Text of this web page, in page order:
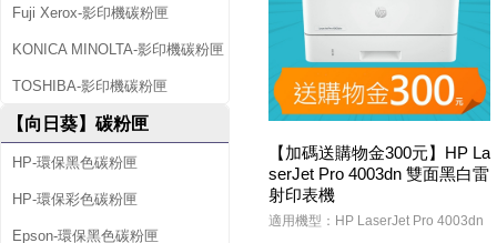
Fuji Xerox-影印機碳粉匣
KONICA MINOLTA-影印機碳粉匣
TOSHIBA-影印機碳粉匣
【向日葵】碳粉匣
HP-環保黑色碳粉匣
HP-環保彩色碳粉匣
Epson-環保黑色碳粉匣
【加碼送購物金300元】HP La
serJet Pro 4003dn 雙面黑白雷
射印表機
適用機型：HP LaserJet Pro 4003dn